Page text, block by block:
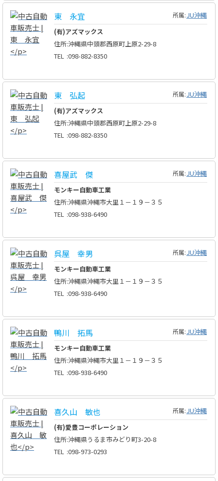
東 永宜 所属:JU沖縄
(有)アズマックス
住所:沖縄県中頭郡西原町上原2-29-8
TEL :098-882-8350
東 弘起 所属:JU沖縄
(有)アズマックス
住所:沖縄県中頭郡西原町上原2-29-8
TEL :098-882-8350
喜屋武 傑 所属:JU沖縄
モンキー自動車工業
住所:沖縄県沖縄市大里１－１９－３５
TEL :098-938-6490
呉屋 幸男 所属:JU沖縄
モンキー自動車工業
住所:沖縄県沖縄市大里１－１９－３５
TEL :098-938-6490
鴨川 拓馬 所属:JU沖縄
モンキー自動車工業
住所:沖縄県沖縄市大里１－１９－３５
TEL :098-938-6490
喜久山 敏也 所属:JU沖縄
(有)愛豊コーポレーション
住所:沖縄県うるま市みどり町3-20-8
TEL :098-973-0293